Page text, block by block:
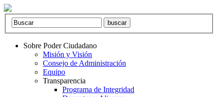
Sobre Poder Ciudadano
Misión y Visión
Consejo de Administración
Equipo
Transparencia
Programa de Integridad